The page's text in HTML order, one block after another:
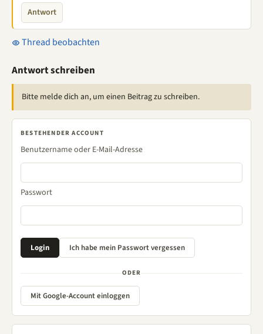
Antwort
Thread beobachten
Antwort schreiben
Bitte melde dich an, um einen Beitrag zu schreiben.
BESTEHENDER ACCOUNT
Benutzername oder E-Mail-Adresse
Passwort
ODER
Mit Google-Account einloggen